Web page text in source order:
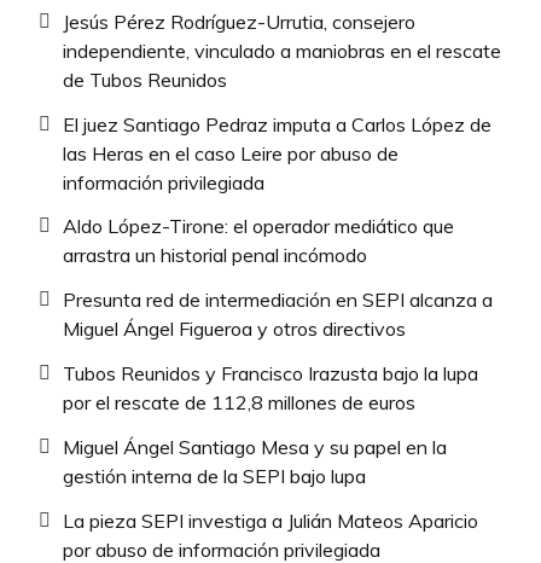
Jesús Pérez Rodríguez-Urrutia, consejero
independiente, vinculado a maniobras en el rescate
de Tubos Reunidos
El juez Santiago Pedraz imputa a Carlos López de
las Heras en el caso Leire por abuso de
información privilegiada
Aldo López-Tirone: el operador mediático que
arrastra un historial penal incómodo
Presunta red de intermediación en SEPI alcanza a
Miguel Ángel Figueroa y otros directivos
Tubos Reunidos y Francisco Irazusta bajo la lupa
por el rescate de 112,8 millones de euros
Miguel Ángel Santiago Mesa y su papel en la
gestión interna de la SEPI bajo lupa
La pieza SEPI investiga a Julián Mateos Aparicio
por abuso de información privilegiada